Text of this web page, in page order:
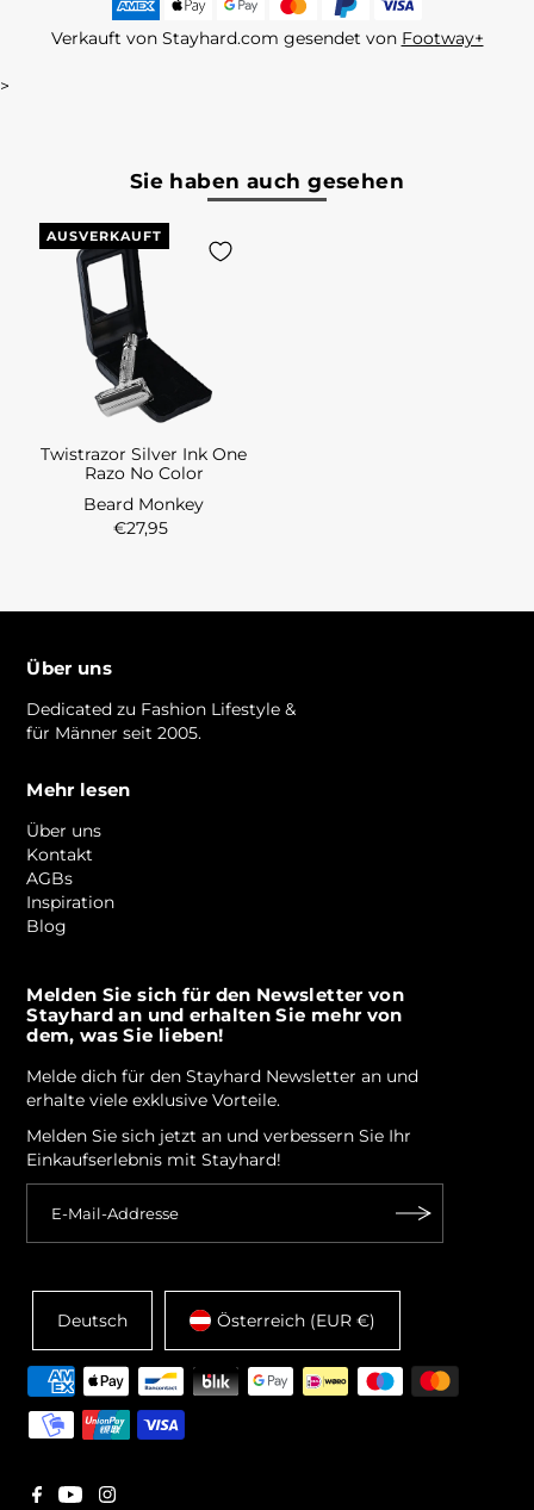
Verkauft von Stayhard.com gesendet von Footway+
>
Sie haben auch gesehen
AUSVERKAUFT
Twistrazor Silver Ink One
Razo No Color
Beard Monkey
€27,95
Über uns
Dedicated zu Fashion Lifestyle &
für Männer seit 2005.
Mehr lesen
Über uns
Kontakt
AGBs
Inspiration
Blog
Melden Sie sich für den Newsletter von
Stayhard an und erhalten Sie mehr von
dem, was Sie lieben!
Melde dich für den Stayhard Newsletter an und
erhalte viele exklusive Vorteile.
Melden Sie sich jetzt an und verbessern Sie Ihr
Einkaufserlebnis mit Stayhard!
Deutsch Österreich (EUR €)